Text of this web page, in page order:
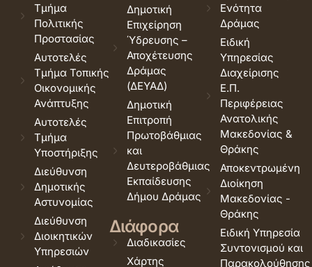
Τμήμα
Πολιτικής
Προστασίας
Αυτοτελές
Τμήμα Τοπικής
Οικονομικής
Ανάπτυξης
Αυτοτελές
Τμήμα
Υποστήριξης
Διεύθυνση
Δημοτικής
Αστυνομίας
Διεύθυνση
Διοικητικών
Υπηρεσιών
Δημοτική
Επιχείρηση
Ύδρευσης –
Αποχέτευσης
Δράμας
(ΔΕΥΑΔ)
Δημοτική
Επιτροπή
Πρωτοβάθμιας
και
Δευτεροβάθμιας
Εκπαίδευσης
Δήμου Δράμας
Διάφορα
Διαδικασίες
Χάρτης
Ενότητα
Δράμας
Ειδική
Υπηρεσίας
Διαχείρισης
Ε.Π.
Περιφέρειας
Ανατολικής
Μακεδονίας &
Θράκης
Αποκεντρωμένη
Διοίκηση
Μακεδονίας -
Θράκης
Ειδική Υπηρεσία
Συντονισμού και
Παρακολούθησης